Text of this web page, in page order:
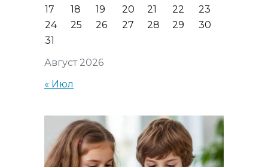
Август 2026
17
18 19 20 21 22
23
24
25 26 27 28 29
30
31
« Июл